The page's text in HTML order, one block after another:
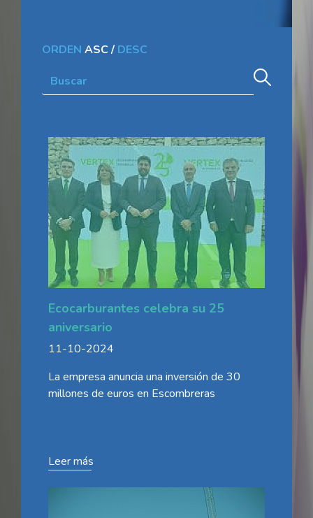
ORDEN ASC/ DESC
Ecocarburantes celebra su 25
aniversario
11-10-2024
La empresa anuncia una inversión de 30
millones de euros en Escombreras
Leer más